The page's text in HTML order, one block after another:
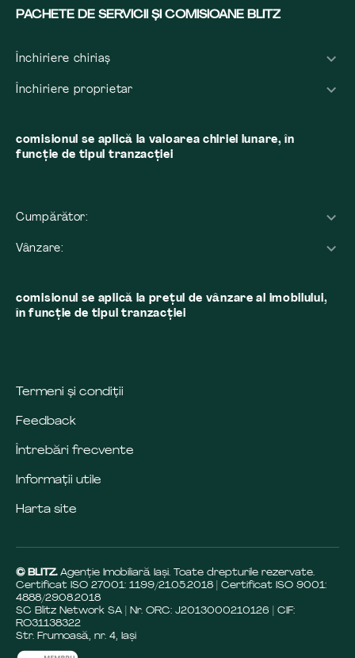
PACHETE DE SERVICII ȘI COMISIOANE BLITZ
Închiriere chiriaș
Închiriere proprietar
comisionul se aplică la valoarea chiriei lunare, în
funcție de tipul tranzacției
Cumpărător:
Vânzare:
comisionul se aplică la preţul de vânzare al imobilului,
în funcţie de tipul tranzacţiei
Termeni și condiții
Feedback
Întrebări frecvente
Informații utile
Harta site
© BLITZ. Agenție Imobiliară Iaşi. Toate drepturile rezervate.
Certificat ISO 27001: 1199/21.05.2018 | Certificat ISO 9001:
4888/29.08.2018
SC Blitz Network SA | Nr. ORC: J2013000210126 | CIF:
RO31138322
Str. Frumoasă, nr. 4, Iași